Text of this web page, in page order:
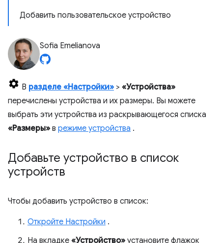
Добавить пользовательское устройство
Sofia Emelianova
В разделе «Настройки» > «Устройства»
перечислены устройства и их размеры. Вы можете
выбрать эти устройства из раскрывающегося списка
«Размеры» в режиме устройства .
Добавьте устройство в список
устройств
Чтобы добавить устройство в список:
Откройте Настройки .
На вкладке «Устройство» установите флажок